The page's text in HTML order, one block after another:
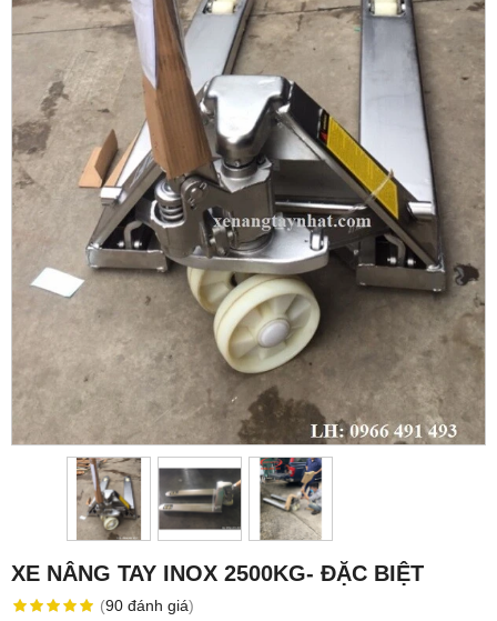
XE NÂNG TAY INOX 2500KG- ĐẶC BIỆT
(90 đánh giá)